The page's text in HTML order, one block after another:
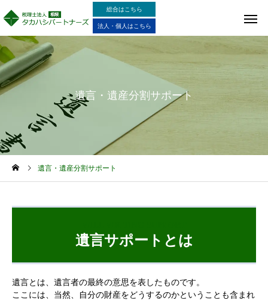
総合はこちら
法人・個人はこちら
遺言・遺産分割サポート
遺言・遺産分割サポート
遺言サポートとは
遺言とは、遺言者の最終の意思を表したものです。
ここには、当然、自分の財産をどうするのかということも含まれ